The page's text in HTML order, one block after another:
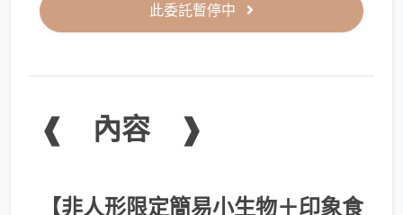
此委託暫停中
❰ 內容 ❱
【非人形限定簡易小生物＋印象食